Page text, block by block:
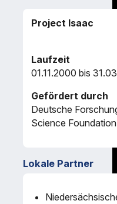
Project Isaac
Laufzeit
01.11.2000 bis
Gefördert durch
Deutsche
Science Foundation
Lokale Partner